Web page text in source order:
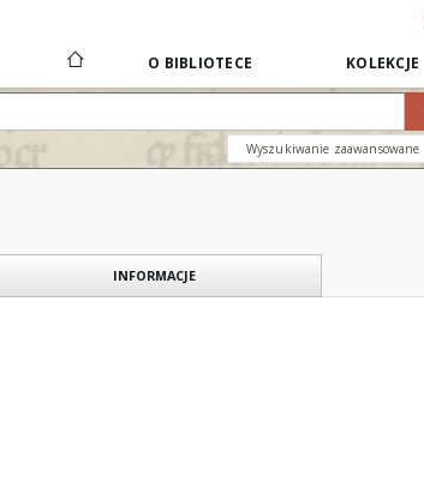
O BIBLIOTECE KOLEKCJE
Wyszukiwanie zaawansowane
INFORMACJE